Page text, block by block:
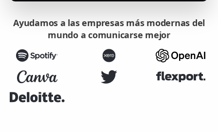
Ayudamos a las empresas más modernas del
mundo a comunicarse mejor